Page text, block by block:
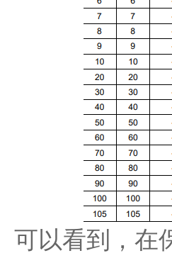
可以看到，在